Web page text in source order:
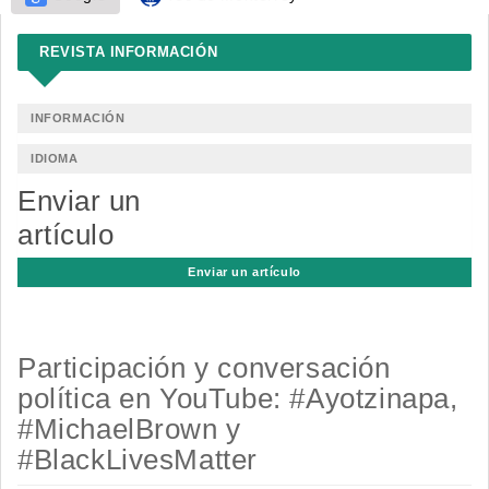
REVISTA INFORMACIÓN
INFORMACIÓN
IDIOMA
Enviar un
artículo
Enviar un artículo
Participación y conversación
política en YouTube: #Ayotzinapa,
#MichaelBrown y
#BlackLivesMatter